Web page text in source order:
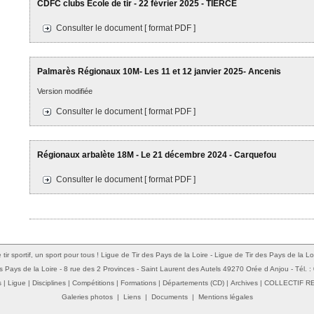
CDFC clubs Ecole de tir - 22 février 2025 - TIERCE
Consulter le document [ format PDF ]
Palmarès Régionaux 10M- Les 11 et 12 janvier 2025- Ancenis
Version modifiée
Consulter le document [ format PDF ]
Régionaux arbalète 18M - Le 21 décembre 2024 - Carquefou
Consulter le document [ format PDF ]
tir sportif, un sport pour tous ! Ligue de Tir des Pays de la Loire - Ligue de Tir des Pays de la
Pays de la Loire - 8 rue des 2 Provinces - Saint Laurent des Autels 49270 Orée d Anjou - Tél.
| Ligue | Disciplines | Compétitions | Formations | Départements (CD) | Archives | COLLECTIF
Galeries photos| Liens| Documents| Mentions légales